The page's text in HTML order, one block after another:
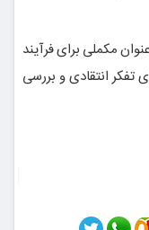
مکملی برای فرآیند
تفکر انتقادی و بررسی